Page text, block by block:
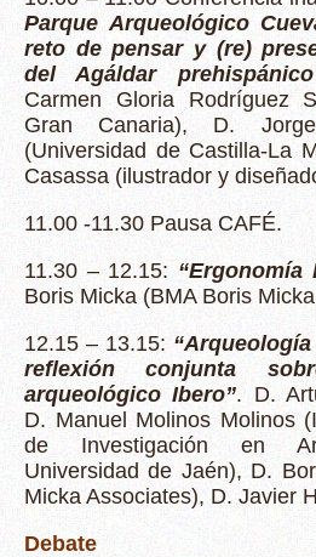
Parque Arqueológico
reto de pensar y (re)
del Agáldar
Carmen Gloria Rodríguez
Gran Canaria), D.
(Universidad de Castilla-La
Casassa (ilustrador y
11.00 -11.30 Pausa CAFÉ.
11.30 – 12.15: “Ergonomía
Boris Micka (BMA Boris
12.15 – 13.15:
reflexión conjunta
arqueológico Ibero”. D.
D. Manuel Molinos Molinos
de Investigación en
Universidad de Jaén), D.
Micka Associates), D. Javier
Debate